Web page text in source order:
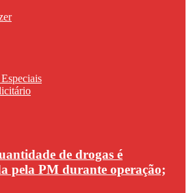
de drogas é
pela PM durante operação;